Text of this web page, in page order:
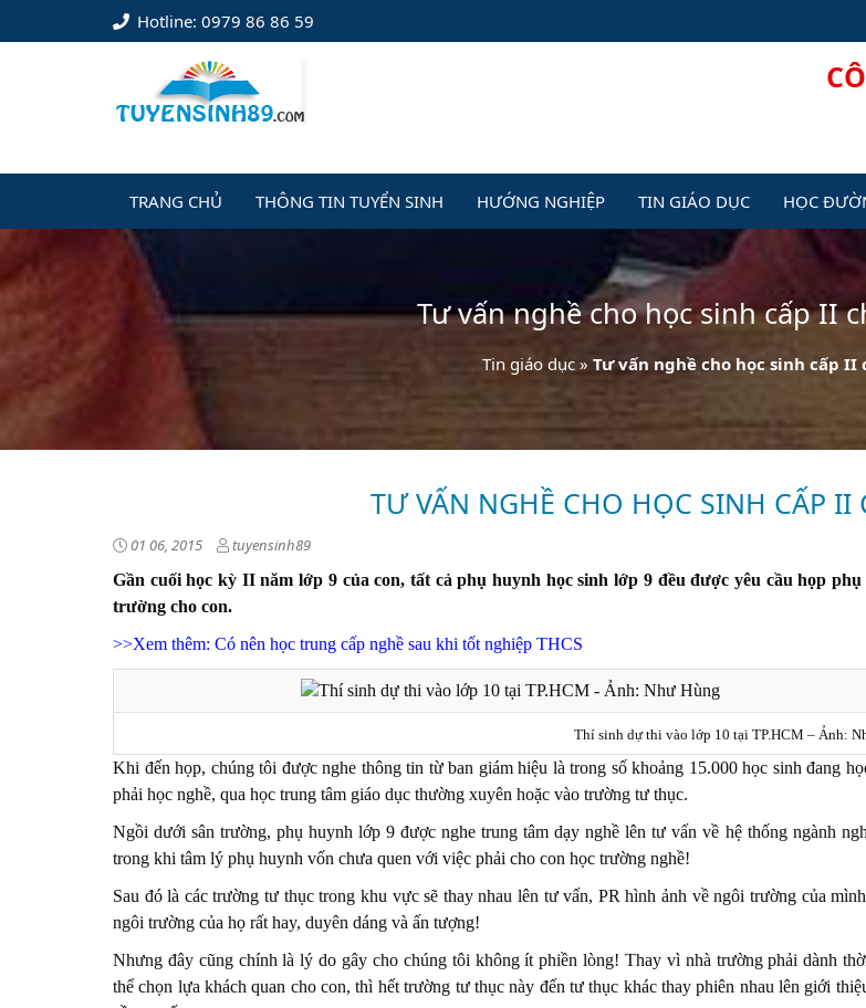
Hotline: 0979 86 86 59
TRANG CHỦ THÔNG TIN TUYỂN SINH HƯỚNG NGHIỆP TIN GIÁO DỤC HỌC
Tư vấn nghề cho học sinh cấp II
Tin giáo dục» Tư vấn nghề cho học sinh cấp
TƯ VẤN NGHỀ CHO HỌC SINH CẤP II
01 06, 2015 tuyensinh89
Gần cuối học kỳ II năm lớp 9 của con, tất cả phụ huynh học sinh lớp 9 đều được yêu cầu họp
trường cho con.
>>Xem thêm: Có nên học trung cấp nghề sau khi tốt nghiệp THCS
Thí sinh dự thi vào lớp 10 tại TP.HCM – Ảnh:
Khi đến họp, chúng tôi được nghe thông tin từ ban giám hiệu là trong số khoảng 15.000 học sinh đang
phải học nghề, qua học trung tâm giáo dục thường xuyên hoặc vào trường tư thục.
Ngồi dưới sân trường, phụ huynh lớp 9 được nghe trung tâm dạy nghề lên tư vấn về hệ thống ngành
trong khi tâm lý phụ huynh vốn chưa quen với việc phải cho con học trường nghề!
Sau đó là các trường tư thục trong khu vực sẽ thay nhau lên tư vấn, PR hình ảnh về ngôi trường của
ngôi trường của họ rất hay, duyên dáng và ấn tượng!
Nhưng đây cũng chính là lý do gây cho chúng tôi không ít phiền lòng! Thay vì nhà trường phải dành
thể chọn lựa khách quan cho con, thì hết trường tư thục này đến tư thục khác thay phiên nhau lên giới